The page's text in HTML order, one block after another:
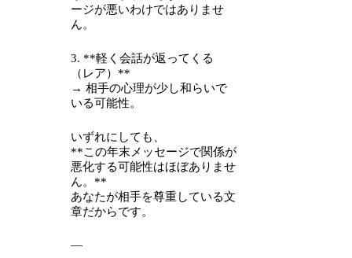
ージが悪いわけではありませ
ん。
3. **軽く会話が返ってくる
（レア）**
→ 相手の心理が少し和らいで
いる可能性。
いずれにしても、
**この年末メッセージで関係が
悪化する可能性はほぼありませ
ん。**
あなたが相手を尊重している文
章だからです。
—